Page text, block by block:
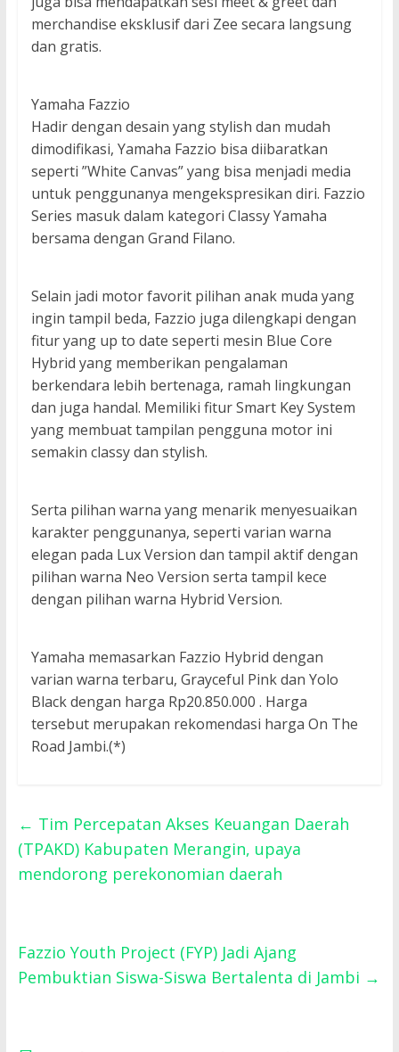
merchandise eksklusif dari Zee secara langsung
dan gratis.
Yamaha Fazzio
Hadir dengan desain yang stylish dan mudah
dimodifikasi, Yamaha Fazzio bisa diibaratkan
seperti ”White Canvas” yang bisa menjadi media
untuk penggunanya mengekspresikan diri. Fazzio
Series masuk dalam kategori Classy Yamaha
bersama dengan Grand Filano.
Selain jadi motor favorit pilihan anak muda yang
ingin tampil beda, Fazzio juga dilengkapi dengan
fitur yang up to date seperti mesin Blue Core
Hybrid yang memberikan pengalaman
berkendara lebih bertenaga, ramah lingkungan
dan juga handal. Memiliki fitur Smart Key System
yang membuat tampilan pengguna motor ini
semakin classy dan stylish.
Serta pilihan warna yang menarik menyesuaikan
karakter penggunanya, seperti varian warna
elegan pada Lux Version dan tampil aktif dengan
pilihan warna Neo Version serta tampil kece
dengan pilihan warna Hybrid Version.
Yamaha memasarkan Fazzio Hybrid dengan
varian warna terbaru, Grayceful Pink dan Yolo
Black dengan harga Rp20.850.000 . Harga
tersebut merupakan rekomendasi harga On The
Road Jambi.(*)
← Tim Percepatan Akses Keuangan Daerah
(TPAKD) Kabupaten Merangin, upaya
mendorong perekonomian daerah
Fazzio Youth Project (FYP) Jadi Ajang
Pembuktian Siswa-Siswa Bertalenta di Jambi →